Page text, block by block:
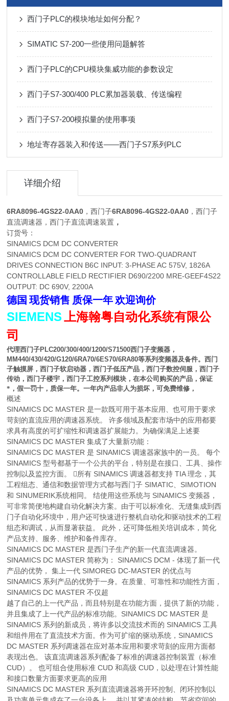
西门子PLC的模块地址如何分配？
SIMATIC S7-200一些使用问题解答
西门子PLC的CPU模块集威功能的参数设定
西门子S7-300/400 PLC累加器装载、传送编程
西门子S7-200模拟量的使用事项
地址寄存器装入和传送——西门子S7系列PLC
详细介绍
6RA8096-4GS22-0AA0 ，西门子6RA8096-4GS22-0AA0 ，西门子
直流调速器，西门子直流调速装置 ，
订货号：
SINAMICS DCM DC CONVERTER
SINAMICS DCM DC CONVERTER FOR TWO-QUADRANT
DRIVES CONNECTION B6C INPUT: 3-PHASE AC 575V, 1826A
CONTROLLABLE FIELD RECTIFIER D690/2200 MRE-GEEF4S22
OUTPUT: DC 690V, 2200A
德国 现货销售 质保一年 欢迎询价
SIEMENS 上海翰粤自动化系统有限公
司
代理西门子PLC200/300/400/1200/S71500西门子变频器，
MM440/430/420/G120/6RA70/6ES70/6RA80等系列变频器及备件。西门
子触摸屏，西门子软启动器，西门子低压产品，西门子数控伺服，西门子
传动，西门子楼宇，西门子工控系列模块，在本公司购买的产品，保证
*，假一罚十，质保一年。一年内产品非人为损坏，可免费维修，
概述
SINAMICS DC MASTER 是一款既可用于基本应用、也可用于要求
苛刻的直流应用的调速器系统。 许多领域及配套市场中的应用都要
求具有高度的可扩缩性和调速器扩展能力。为确保满足上述要
SINAMICS DC MASTER 集成了大量新功能：
SINAMICS DC MASTER 是 SINAMICS 调速器家族中的一员。 每个
SINAMICS 型号都基于一个公共的平台，特别是在接口、工具、操作
控制以及监控方面。 所有 SINAMICS 调速器都支持 TIA 理念，其
工程组态、通信和数据管理方式都与西门子 SIMATIC、SIMOTION
和 SINUMERIK系统相同。 结使用这些系统与 SINAMICS 变频器，
可非常简便地构建自动化解决方案。由于可以标准化、无缝集成到西
门子自动化环境中，用户还可快速进行整机自动化和驱动技术的工程
组态和调试，从而显著获益。 此外，还可降低相关培训成本，简化
产品支持、服务、维护和备件库存。
SINAMICS DC MASTER 是西门子生产的新一代直流调速器。
SINAMICS DC MASTER 简称为： SINAMICS DCM - 体现了新一代
产品的优势， 集上一代 SIMOREG DC-MASTER 的优点与
SINAMICS 系列产品的优势于一身。在质量、可靠性和功能性方面，
SINAMICS DC MASTER 不仅超
越了自己的上一代产品，而且特别是在功能方面，提供了新的功能，
并且集成了上一代产品的标准功能。SINAMICS DC MASTER 是
SINAMICS 系列的新成员，将许多以交流技术而的 SINAMICS 工具
和组件用在了直流技术方面。作为可扩缩的驱动系统，SINAMICS
DC MASTER 系列调速器在应对基本应用和要求苛刻的应用方面都
表现出色。 该直流调速器系列配备了标准的调速器控制装置（标准
CUD）。 也可组合使用标准 CUD 和高级 CUD，以处理在计算性能
和接口数量方面要求更高的应用
SINAMICS DC MASTER 系列直流调速器将开环控制、闭环控制以